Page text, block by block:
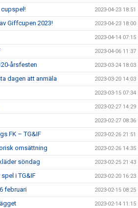
2023-04-23 18:51
Giffcupen 2023! 2023-04-23 18:00
2023-04-14 07:15
2023-04-06 11:37
årsfesten 2023-03-24 18:03
dagen att anmäla 2023-03-20 14:03
2023-03-15 07:34
2023-02-27 14:29
2023-02-27 08:36
FK – TG&IF 2023-02-26 21:51
omsättning 2023-02-26 14:35
söndag 2023-02-25 21:43
i TG&IF 2023-02-20 16:23
februari 2023-02-15 08:25
2023-02-14 11:15